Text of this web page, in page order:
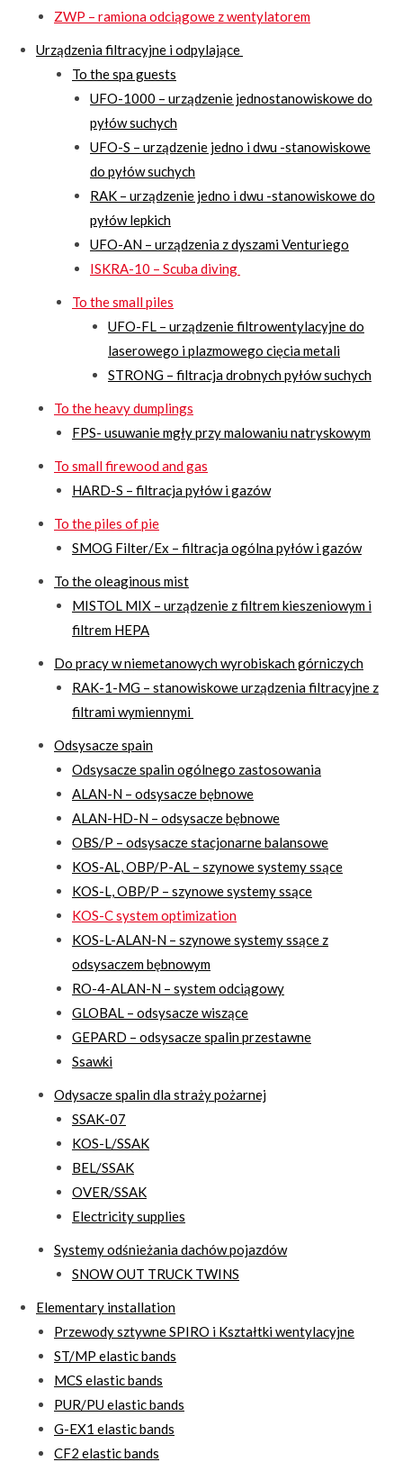
ZWP – ramiona odciągowe z wentylatorem
Urządzenia filtracyjne i odpylające
To the spa guests
UFO-1000 – urządzenie jednostanowiskowe do
pyłów suchych
UFO-S – urządzenie jedno i dwu -stanowiskowe
do pyłów suchych
RAK – urządzenie jedno i dwu -stanowiskowe do
pyłów lepkich
UFO-AN – urządzenia z dyszami Venturiego
ISKRA-10 – Scuba diving
To the small piles
UFO-FL – urządzenie filtrowentylacyjne do
laserowego i plazmowego cięcia metali
STRONG – filtracja drobnych pyłów suchych
To the heavy dumplings
FPS- usuwanie mgły przy malowaniu natryskowym
To small firewood and gas
HARD-S – filtracja pyłów i gazów
To the piles of pie
SMOG Filter/Ex – filtracja ogólna pyłów i gazów
To the oleaginous mist
MISTOL MIX – urządzenie z filtrem kieszeniowym i
filtrem HEPA
Do pracy w niemetanowych wyrobiskach górniczych
RAK-1-MG – stanowiskowe urządzenia filtracyjne z
filtrami wymiennymi
Odsysacze spain
Odsysacze spalin ogólnego zastosowania
ALAN-N – odsysacze bębnowe
ALAN-HD-N – odsysacze bębnowe
OBS/P – odsysacze stacjonarne balansowe
KOS-AL, OBP/P-AL – szynowe systemy ssące
KOS-L, OBP/P – szynowe systemy ssące
KOS-C system optimization
KOS-L-ALAN-N – szynowe systemy ssące z
odsysaczem bębnowym
RO-4-ALAN-N – system odciągowy
GLOBAL – odsysacze wiszące
GEPARD – odsysacze spalin przestawne
Ssawki
Odysacze spalin dla straży pożarnej
SSAK-07
KOS-L/SSAK
BEL/SSAK
OVER/SSAK
Electricity supplies
Systemy odśnieżania dachów pojazdów
SNOW OUT TRUCK TWINS
Elementary installation
Przewody sztywne SPIRO i Kształtki wentylacyjne
ST/MP elastic bands
MCS elastic bands
PUR/PU elastic bands
G-EX1 elastic bands
CF2 elastic bands